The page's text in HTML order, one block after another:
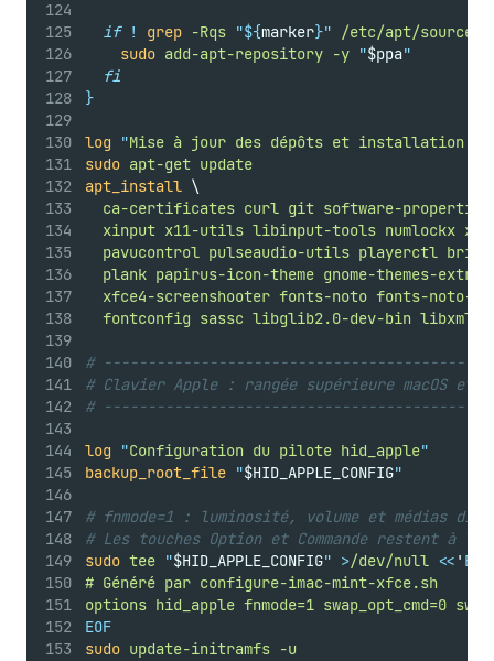
if ! grep -Rqs "${marker}"
/etc/apt/
sudo add-apt-repository -y "$ppa"
fi
}
log "Mise à jour des dépôts et installation
sudo apt-get update
apt_install \
ca-certificates curl git software-properties-
xinput x11-utils libinput-tools numlockx
pavucontrol pulseaudio-utils playerctl
plank papirus-icon-theme gnome-themes-extra
xfce4-screenshooter fonts-noto fonts-noto-
fontconfig sassc libglib2.0-dev-bin
#
# Clavier Apple : rangée supérieure macOS et
#
log "Configuration du pilote hid_apple"
backup_root_file "$HID_APPLE_CONFIG"
# fnmode=1 : luminosité, volume et médias
# Les touches Option et Commande restent à
sudo tee "$HID_APPLE_CONFIG" >/dev/null << ' EOF
# Généré par configure-imac-mint-xfce.sh
options hid_apple fnmode=1 swap_opt_cmd=0
EOF
sudo update-initramfs -u